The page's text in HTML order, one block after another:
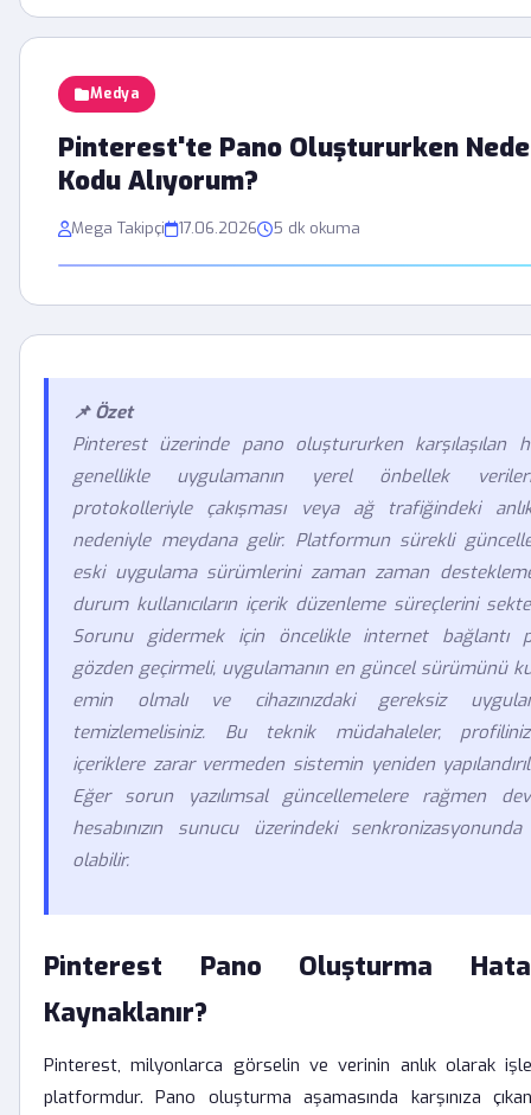
Medya
Pinterest'te Pano Oluştururken
Kodu Alıyorum?
Mega Takipçi 17.06.2026 5 dk okuma
📌 Özet
Pinterest üzerinde pano oluştururken karşılaşılan
genellikle uygulamanın yerel önbellek
protokolleriyle çakışması veya ağ trafiğindeki
nedeniyle meydana gelir. Platformun sürekli
eski uygulama sürümlerini zaman zaman
durum kullanıcıların içerik düzenleme süreçlerini
Sorunu gidermek için öncelikle internet bağlantı
gözden geçirmeli, uygulamanın en güncel sürümünü
emin olmalı ve cihazınızdaki gereksiz
temizlemelisiniz. Bu teknik müdahaleler,
içeriklere zarar vermeden sistemin yeniden
Eğer sorun yazılımsal güncellemelere rağmen
hesabınızın sunucu üzerindeki senkronizasyonunda
olabilir.
Pinterest Pano Oluşturma
Kaynaklanır?
Pinterest, milyonlarca görselin ve verinin anlık olarak
platformdur. Pano oluşturma aşamasında karşınıza